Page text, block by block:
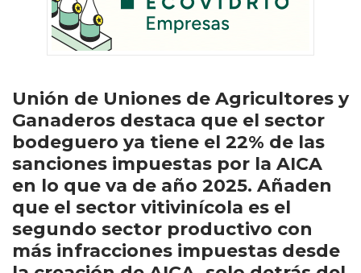
Unión de Uniones de Agricultores y
Ganaderos destaca que el sector
bodeguero ya tiene el 22% de las
sanciones impuestas por la AICA
en lo que va de año 2025. Añaden
que el sector vitivinícola es el
segundo sector productivo con
más infracciones impuestas desde